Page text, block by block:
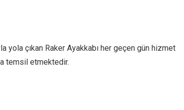
yola çıkan Raker Ayakkabı her geçen gün hizmet
temsil etmektedir.